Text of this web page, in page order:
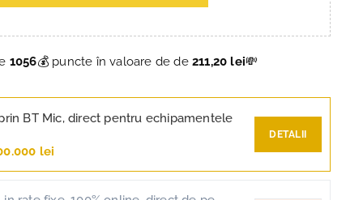
1056💰 puncte în valoare de de 211,20 lei💸
BT Mic, direct pentru echipamentele
lei
DETALII